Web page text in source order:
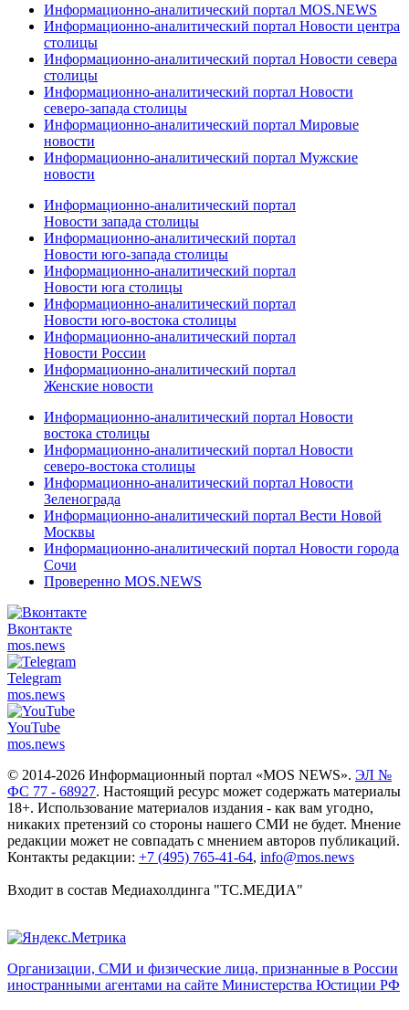
Информационно-аналитический портал MOS.NEWS
Информационно-аналитический портал Новости центра
столицы
Информационно-аналитический портал Новости севера
столицы
Информационно-аналитический портал Новости
северо-запада столицы
Информационно-аналитический портал Мировые
новости
Информационно-аналитический портал Мужские
новости
Информационно-аналитический портал
Новости запада столицы
Информационно-аналитический портал
Новости юго-запада столицы
Информационно-аналитический портал
Новости юга столицы
Информационно-аналитический портал
Новости юго-востока столицы
Информационно-аналитический портал
Новости России
Информационно-аналитический портал
Женские новости
Информационно-аналитический портал Новости
востока столицы
Информационно-аналитический портал Новости
северо-востока столицы
Информационно-аналитический портал Новости
Зеленограда
Информационно-аналитический портал Вести Новой
Москвы
Информационно-аналитический портал Новости города
Сочи
Проверенно MOS.NEWS
Вконтакте
mos.news
Telegram
mos.news
YouTube
mos.news
© 2014-2026 Информационный портал «MOS NEWS». ЭЛ №
ФС 77 - 68927. Настоящий ресурс может содержать материалы
18+. Использование материалов издания - как вам угодно,
никаких претензий со стороны нашего СМИ не будет. Мнение
редакции может не совпадать с мнением авторов публикаций.
Контакты редакции: +7 (495) 765-41-64, info@mos.news
Входит в состав Медиахолдинга "ТС.МЕДИА"
Организации, СМИ и физические лица, признанные в России
иностранными агентами на сайте Министерства Юстиции РФ